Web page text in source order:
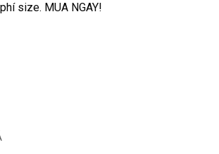
size. MUA NGAY!